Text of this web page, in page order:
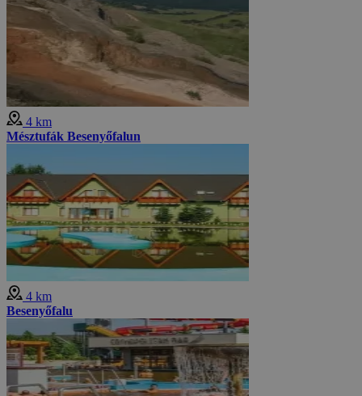
4 km
Mésztufák Besenyőfalun
4 km
Besenyőfalu